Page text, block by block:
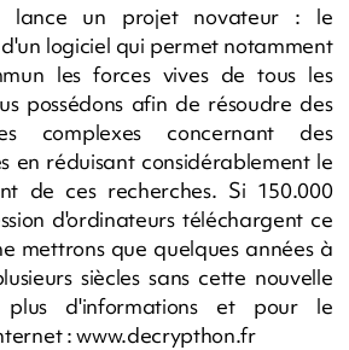
lance un projet novateur : le
logiciel qui permet notamment
les forces vives de tous les
possédons afin de résoudre des
complexes concernant des
en réduisant considérablement le
de ces recherches. Si 150.000
d'ordinateurs téléchargent ce
mettrons que quelques années à
siècles sans cette nouvelle
plus d'informations et pour le
: www.decrypthon.fr